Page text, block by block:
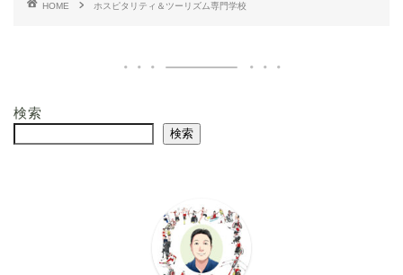
HOME ホスピタリティ＆ツーリズム専門学校
検索
検索